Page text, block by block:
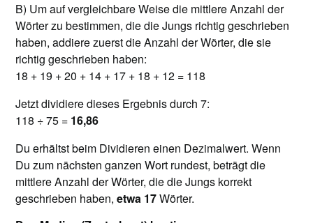
B) Um auf vergleichbare Weise die mittlere Anzahl der
Wörter zu bestimmen, die die Jungs richtig geschrieben
haben, addiere zuerst die Anzahl der Wörter, die sie
richtig geschrieben haben:
18 + 19 + 20 + 14 + 17 + 18 + 12 = 118
Jetzt dividiere dieses Ergebnis durch 7:
118 ÷ 75 = 16,86
Du erhältst beim Dividieren einen Dezimalwert. Wenn
Du zum nächsten ganzen Wort rundest, beträgt die
mittlere Anzahl der Wörter, die die Jungs korrekt
geschrieben haben,etwa 17Wörter.